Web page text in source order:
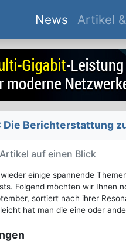
News(current)
Artikel
Die Bericht­erstattung
auf einen Blick
einige spannende
Folgend möchten wir Ihnen
sortiert nach ihrer
hat man die eine oder